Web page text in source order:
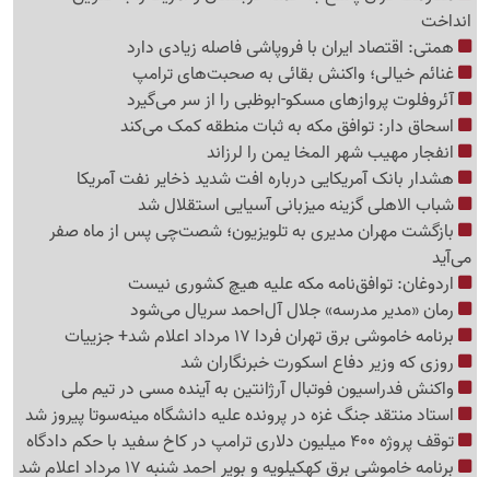
انداخت
همتی: اقتصاد ایران با فروپاشی فاصله زیادی دارد
غنائم خیالی؛ واکنش بقائی به صحبت‌های ترامپ
آئروفلوت پروازهای مسکو-ابوظبی را از سر می‌گیرد
اسحاق دار: توافق مکه به ثبات منطقه کمک می‌کند
انفجار مهیب شهر المخا یمن را لرزاند
هشدار بانک آمریکایی درباره افت شدید ذخایر نفت آمریکا
شباب الاهلی گزینه میزبانی آسیایی استقلال شد
بازگشت مهران مدیری به تلویزیون؛ شصت‌چی پس از ماه صفر
می‌آید
اردوغان: توافق‌نامه مکه علیه هیچ کشوری نیست
رمان «مدیر مدرسه» جلال آل‌احمد سریال می‌شود
برنامه خاموشی برق تهران فردا 17 مرداد اعلام شد+ جزییات
روزی که وزیر دفاع اسکورت خبرنگاران شد
واکنش فدراسیون فوتبال آرژانتین به آینده مسی در تیم ملی
استاد منتقد جنگ غزه در پرونده علیه دانشگاه مینه‌سوتا پیروز شد
توقف پروژه 400 میلیون دلاری ترامپ در کاخ سفید با حکم دادگاه
برنامه خاموشی برق کهکیلویه و بویر احمد شنبه 17 مرداد اعلام شد